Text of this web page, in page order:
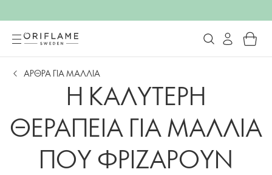
ΑΡΘΡΑ ΓΙΑ ΜΑΛΛΙΑ
Η ΚΑΛΥΤΕΡΗ
ΘΕΡΑΠΕΙΑ ΓΙΑ ΜΑΛΛΙΑ
ΠΟΥ ΦΡΙΖΑΡΟΥΝ